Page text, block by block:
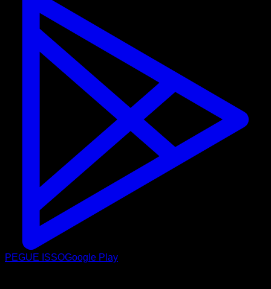
PEGUE ISSOGoogle Play